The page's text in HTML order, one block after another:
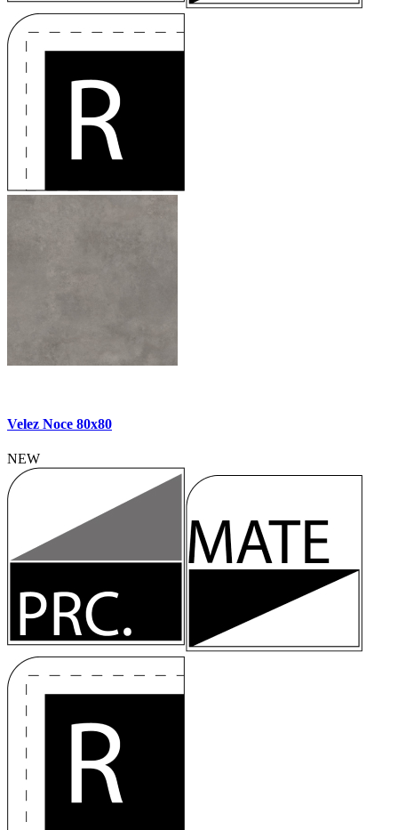
Velez Noce 80x80
NEW